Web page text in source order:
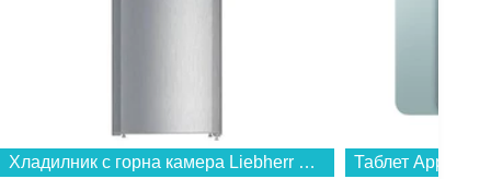
Хладилник с горна камера Liebherr CTPele 251-26 , 271 l, E , SmartFrost , Инокс...